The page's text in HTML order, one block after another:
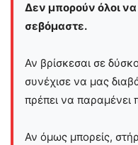
Δεν μπορούν όλοι
σεβόμαστε.
Αν βρίσκεσαι σε
συνέχισε να μας
πρέπει να παραμένει
Αν όμως μπορείς,